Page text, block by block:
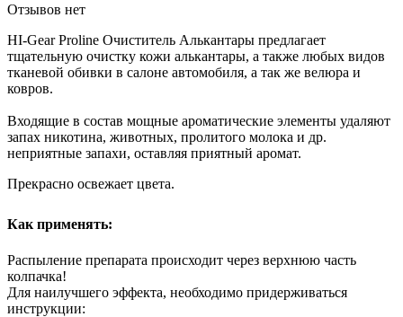
Отзывов нет
HI-Gear Proline Очиститель Алькантары предлагает
тщательную очистку кожи алькантары, а также любых видов
тканевой обивки в салоне автомобиля, а так же велюра и
ковров.
Входящие в состав мощные ароматические элементы удаляют
запах никотина, животных, пролитого молока и др.
неприятные запахи, оставляя приятный аромат.
Прекрасно освежает цвета.
Как применять:
Распыление препарата происходит через верхнюю часть
колпачка!
Для наилучшего эффекта, необходимо придерживаться
инструкции: